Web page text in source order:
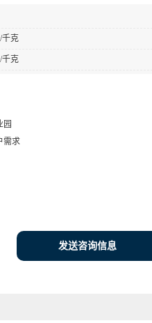
千克
千克
园
需求
发送咨询信息